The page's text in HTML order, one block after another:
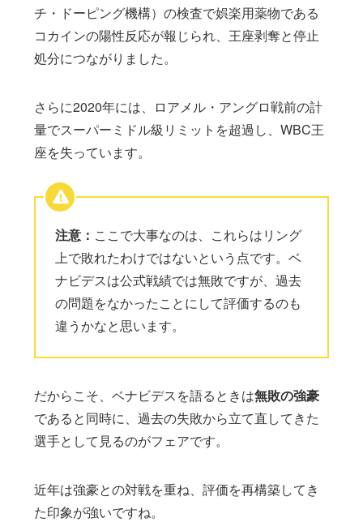
チ・ドーピング機構）の検査で娯楽用薬物である
コカインの陽性反応が報じられ、王座剥奪と停止
処分につながりました。
さらに2020年には、ロアメル・アングロ戦前の計
量でスーパーミドル級リミットを超過し、WBC王
座を失っています。
注意： ここで大事なのは、これらはリング
上で敗れたわけではないという点です。ベ
ナビデスは公式戦績では無敗ですが、過去
の問題をなかったことにして評価するのも
違うかなと思います。
だからこそ、ベナビデスを語るときは無敗の強豪
であると同時に、過去の失敗から立て直してきた
選手として見るのがフェアです。
近年は強豪との対戦を重ね、評価を再構築してき
た印象が強いですね。